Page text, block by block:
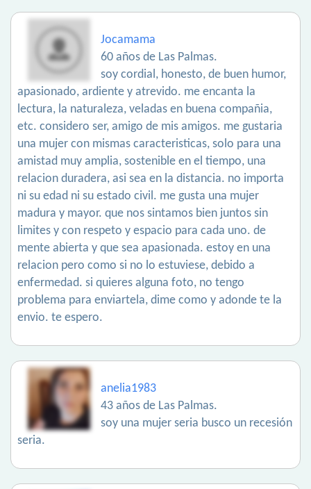
Jocamama
60 años de Las Palmas.
soy cordial, honesto, de buen humor,
apasionado, ardiente y atrevido. me encanta la
lectura, la naturaleza, veladas en buena compañia,
etc. considero ser, amigo de mis amigos. me gustaria
una mujer con mismas caracteristicas, solo para una
amistad muy amplia, sostenible en el tiempo, una
relacion duradera, asi sea en la distancia. no importa
ni su edad ni su estado civil. me gusta una mujer
madura y mayor. que nos sintamos bien juntos sin
limites y con respeto y espacio para cada uno. de
mente abierta y que sea apasionada. estoy en una
relacion pero como si no lo estuviese, debido a
enfermedad. si quieres alguna foto, no tengo
problema para enviartela, dime como y adonde te la
envio. te espero.
anelia1983
43 años de Las Palmas.
soy una mujer seria busco un recesión
seria.